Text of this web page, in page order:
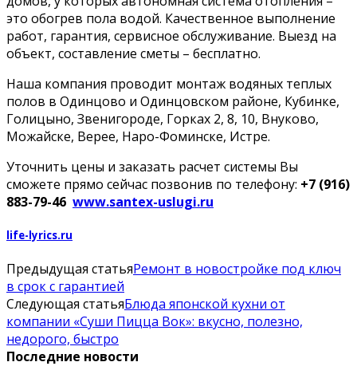
это обогрев пола водой. Качественное выполнение
работ, гарантия, сервисное обслуживание. Выезд на
объект, составление сметы – бесплатно.
Наша компания проводит монтаж водяных теплых
полов в Одинцово и Одинцовском районе, Кубинке,
Голицыно, Звенигороде, Горках 2, 8, 10, Внуково,
Можайске, Верее, Наро-Фоминске, Истре.
Уточнить цены и заказать расчет системы Вы
сможете прямо сейчас позвонив по телефону: +7 (916)
883-79-46 www.santex-uslugi.ru
life-lyrics.ru
Предыдущая статьяРемонт в новостройке под ключ
в срок с гарантией
Следующая статьяБлюда японской кухни от
компании «Суши Пицца Вок»: вкусно, полезно,
недорого, быстро
Последние новости